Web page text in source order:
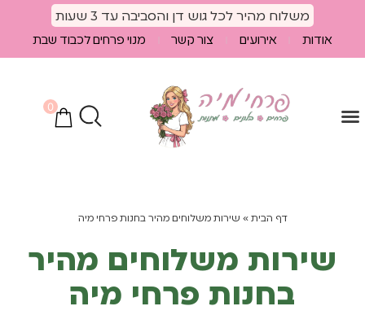
משלוח מהיר לכל גוש דן והסביבה עד 3 שעות
אודות אירועים צור קשר מנוי פרחים לכבוד שבת
0
דף הבית » שירות משלוחים מהיר בחנות פרחי מיה
שירות משלוחים מהיר
בחנות פרחי מיה